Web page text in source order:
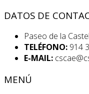
DATOS DE
Paseo de la
TELÉFONO: 914
E-MAIL:
MENÚ